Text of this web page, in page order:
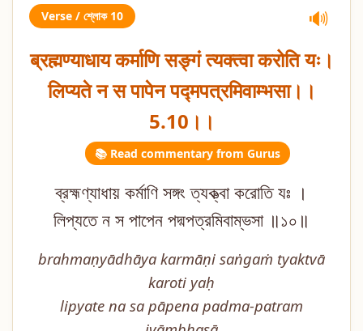
Verse / শ্লোক 10 🔊
ब्रह्मण्याधाय कर्माणि सङ्गं त्यक्त्वा करोति यः।
लिप्यते न स पापेन पद्मपत्रमिवाम्भसा।।
5.10।।
📚 Read commentary from Gurus
ব্রহ্মণ্যাধায় কর্মাণি সঙ্গং ত্যক্ত্বা করোতি যঃ ।
লিপ্যতে ন স পাপেন পদ্মপত্রমিবাম্ভসা ॥১০॥
brahmaṇyādhāya karmāṇi saṅgaṁ tyaktvā
karoti yaḥ
lipyate na sa pāpena padma-patram